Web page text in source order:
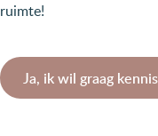
ruimte!
Ja, ik wil graag